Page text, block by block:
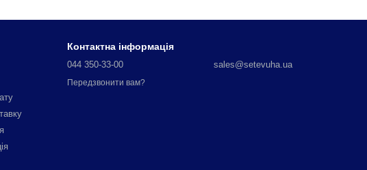
Контактна інформація
044 350-33-00
Передзвонити вам?
sales@setevuha.ua